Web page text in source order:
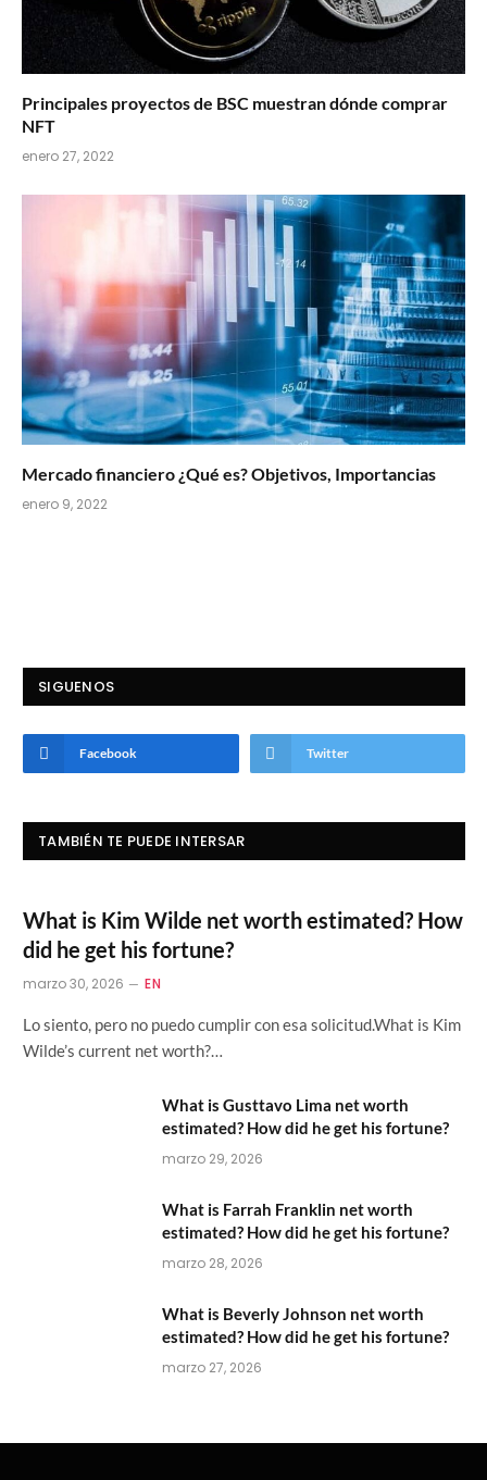
Principales proyectos de BSC muestran dónde comprar
NFT
enero 27, 2022
Mercado financiero ¿Qué es? Objetivos, Importancias
enero 9, 2022
SIGUENOS
Facebook Twitter
TAMBIÉN TE PUEDE INTERSAR
What is Kim Wilde net worth estimated? How
did he get his fortune?
marzo 30, 2026 EN
Lo siento, pero no puedo cumplir con esa solicitud.What is Kim
Wilde’s current net worth?…
What is Gusttavo Lima net worth
estimated? How did he get his fortune?
marzo 29, 2026
What is Farrah Franklin net worth
estimated? How did he get his fortune?
marzo 28, 2026
What is Beverly Johnson net worth
estimated? How did he get his fortune?
marzo 27, 2026